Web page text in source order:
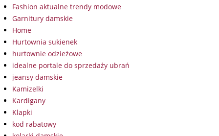
Fashion aktualne trendy modowe
Garnitury damskie
Home
Hurtownia sukienek
hurtownie odzieżowe
idealne portale do sprzedaży ubrań
jeansy damskie
Kamizelki
Kardigany
Klapki
kod rabatowy